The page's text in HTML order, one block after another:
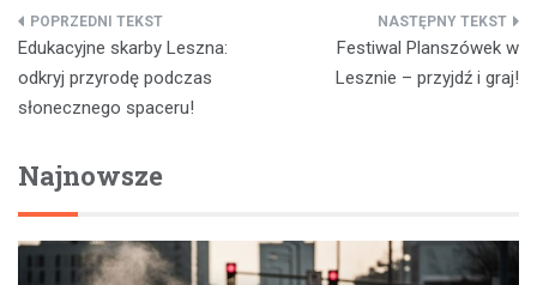
Nawigacja
wpisu
Edukacyjne skarby Leszna:
odkryj przyrodę podczas
słonecznego spaceru!
Festiwal Planszówek w
Lesznie – przyjdź i graj!
Najnowsze